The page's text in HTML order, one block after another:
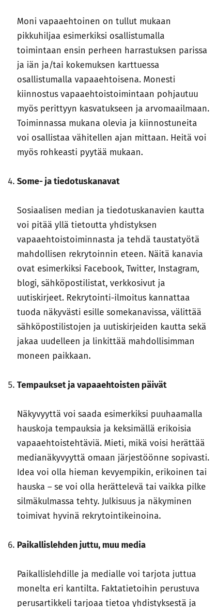
Moni vapaaehtoinen on tullut mukaan
pikkuhiljaa esimerkiksi osallistumalla
toimintaan ensin perheen harrastuksen parissa
ja iän ja/tai kokemuksen karttuessa
osallistumalla vapaaehtoisena. Monesti
kiinnostus vapaaehtoistoimintaan pohjautuu
myös perittyyn kasvatukseen ja arvomaailmaan.
Toiminnassa mukana olevia ja kiinnostuneita
voi osallistaa vähitellen ajan mittaan. Heitä voi
myös rohkeasti pyytää mukaan.
Some- ja tiedotuskanavat
Sosiaalisen median ja tiedotuskanavien kautta
voi pitää yllä tietoutta yhdistyksen
vapaaehtoistoiminnasta ja tehdä taustatyötä
mahdollisen rekrytoinnin eteen. Näitä kanavia
ovat esimerkiksi Facebook, Twitter, Instagram,
blogi, sähköpostilistat, verkkosivut ja
uutiskirjeet. Rekrytointi-ilmoitus kannattaa
tuoda näkyvästi esille somekanavissa, välittää
sähköpostilistojen ja uutiskirjeiden kautta sekä
jakaa uudelleen ja linkittää mahdollisimman
moneen paikkaan.
Tempaukset ja vapaaehtoisten päivät
Näkyvyyttä voi saada esimerkiksi puuhaamalla
hauskoja tempauksia ja keksimällä erikoisia
vapaaehtoistehtäviä. Mieti, mikä voisi herättää
medianäkyvyyttä omaan järjestöönne sopivasti.
Idea voi olla hieman kevyempikin, erikoinen tai
hauska – se voi olla herättelevä tai vaikka pilke
silmäkulmassa tehty. Julkisuus ja näkyminen
toimivat hyvinä rekrytointikeinoina.
Paikallislehden juttu, muu media
Paikallislehdille ja medialle voi tarjota juttua
monelta eri kantilta. Faktatietoihin perustuva
perusartikkeli tarjoaa tietoa yhdistyksestä ja